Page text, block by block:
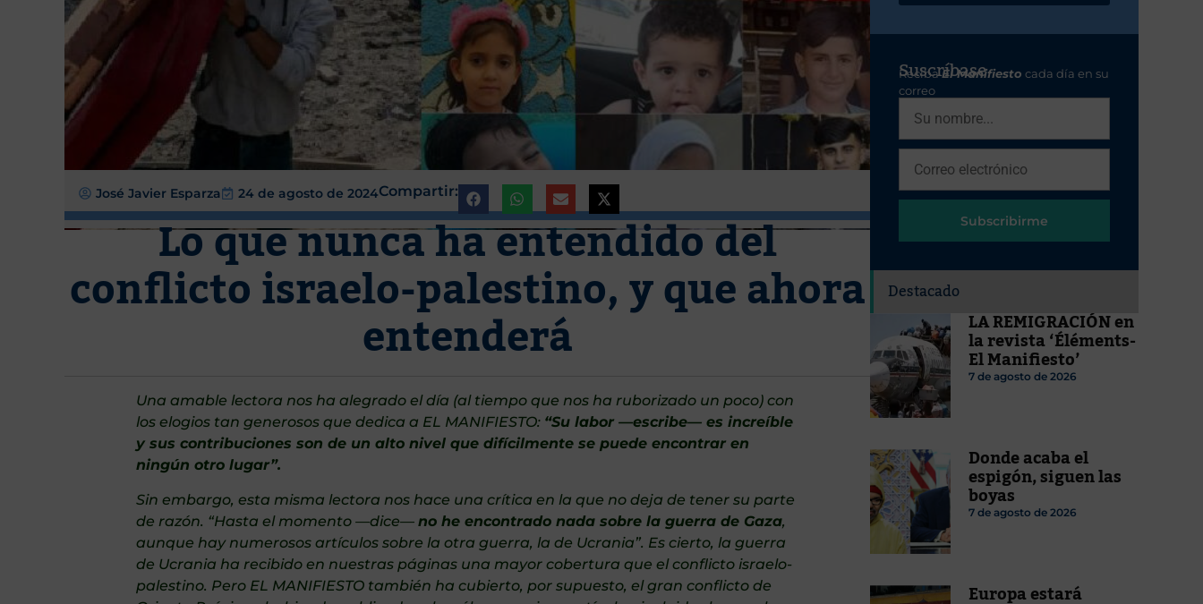
José Javier Esparza 24 de agosto de 2024Compartir:
Lo que nunca ha entendido del
conflicto israelo-palestino, y que ahora
entenderá
Una amable lectora nos ha alegrado el día (al tiempo que nos ha ruborizado un poco) con
los elogios tan generosos que dedica a EL MANIFIESTO: “Su labor —escribe— es increíble
y sus contribuciones son de un alto nivel que difícilmente se puede encontrar en
ningún otro lugar”.
Sin embargo, esta misma lectora nos hace una crítica en la que no deja de tener su parte
de razón. “Hasta el momento —dice— no he encontrado nada sobre la guerra de Gaza,
aunque hay numerosos artículos sobre la otra guerra, la de Ucrania”. Es cierto, la guerra
de Ucrania ha recibido en nuestras páginas una mayor cobertura que el conflicto israelo-
palestino. Pero EL MANIFIESTO también ha cubierto, por supuesto, el gran conflicto de
Suscríbase
RecibaEl Manifiesto cada día en su
correo
Subscribirme
Destacado
LA REMIGRACIÓN en
la revista ‘Éléments-
El Manifiesto’
7 de agosto de 2026
Donde acaba el
espigón, siguen las
boyas
7 de agosto de 2026
Europa estará